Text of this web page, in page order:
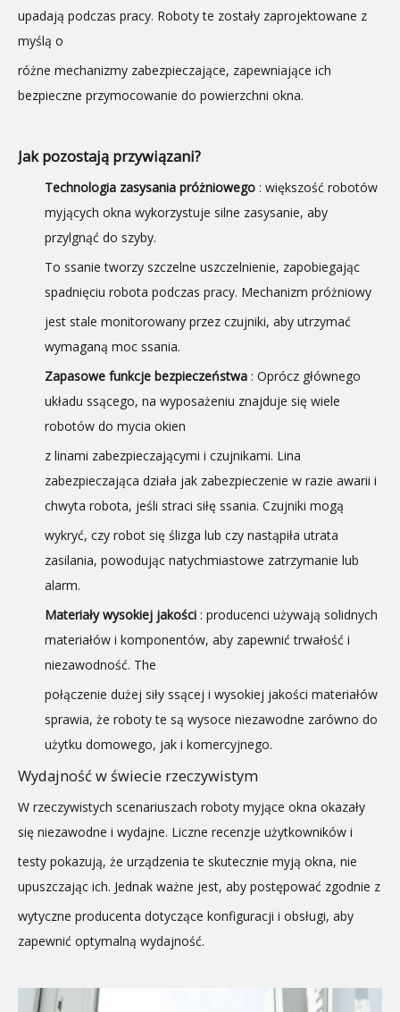
upadają podczas pracy. Roboty te zostały zaprojektowane z
myślą o
różne mechanizmy zabezpieczające, zapewniające ich
bezpieczne przymocowanie do powierzchni okna.
Jak pozostają przywiązani?
Technologia zasysania próżniowego : większość robotów
myjących okna wykorzystuje silne zasysanie, aby
przylgnąć do szyby.
To ssanie tworzy szczelne uszczelnienie, zapobiegając
spadnięciu robota podczas pracy. Mechanizm próżniowy
jest stale monitorowany przez czujniki, aby utrzymać
wymaganą moc ssania.
Zapasowe funkcje bezpieczeństwa : Oprócz głównego
układu ssącego, na wyposażeniu znajduje się wiele
robotów do mycia okien
z linami zabezpieczającymi i czujnikami. Lina
zabezpieczająca działa jak zabezpieczenie w razie awarii i
chwyta robota, jeśli straci siłę ssania. Czujniki mogą
wykryć, czy robot się ślizga lub czy nastąpiła utrata
zasilania, powodując natychmiastowe zatrzymanie lub
alarm.
Materiały wysokiej jakości : producenci używają solidnych
materiałów i komponentów, aby zapewnić trwałość i
niezawodność. The
połączenie dużej siły ssącej i wysokiej jakości materiałów
sprawia, że ​​roboty te są wysoce niezawodne zarówno do
użytku domowego, jak i komercyjnego.
Wydajność w świecie rzeczywistym
W rzeczywistych scenariuszach roboty myjące okna okazały
się niezawodne i wydajne. Liczne recenzje użytkowników i
testy pokazują, że urządzenia te skutecznie myją okna, nie
upuszczając ich. Jednak ważne jest, aby postępować zgodnie z
wytyczne producenta dotyczące konfiguracji i obsługi, aby
zapewnić optymalną wydajność.